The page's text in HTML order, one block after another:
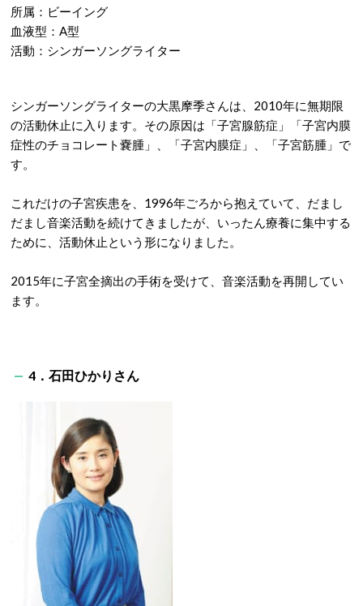
所属：ビーイング
血液型：A型
活動：シンガーソングライター
シンガーソングライターの大黒摩季さんは、2010年に無期限
の活動休止に入ります。その原因は「子宮腺筋症」「子宮内膜
症性のチョコレート嚢腫」、「子宮内膜症」、「子宮筋腫」で
す。
これだけの子宮疾患を、1996年ごろから抱えていて、だまし
だまし音楽活動を続けてきましたが、いったん療養に集中する
ために、活動休止という形になりました。
2015年に子宮全摘出の手術を受けて、音楽活動を再開してい
ます。
4．石田ひかりさん